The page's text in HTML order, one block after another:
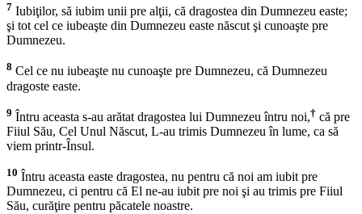
7 Iubiţilor, să iubim unii pre alţii, că dragostea din Dumnezeu easte;
şi tot cel ce iubeaşte din Dumnezeu easte născut şi cunoaşte pre
Dumnezeu.
8 Cel ce nu iubeaşte nu cunoaşte pre Dumnezeu, că Dumnezeu
dragoste easte.
9 Întru aceasta s-au arătat dragostea lui Dumnezeu întru noi,† că pre
Fiiul Său, Cel Unul Născut, L-au trimis Dumnezeu în lume, ca să
viem printr-Însul.
10 Întru aceasta easte dragostea, nu pentru că noi am iubit pre
Dumnezeu, ci pentru că El ne-au iubit pre noi şi au trimis pre Fiiul
Său, curăţire pentru păcatele noastre.